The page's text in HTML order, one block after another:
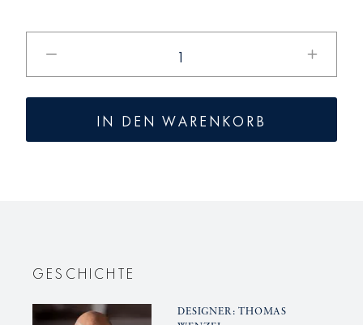
Weihnachtszapfen
Erhöhe
die
IN DEN WARENKORB
GESCHICHTE
DESIGNER: THOMAS